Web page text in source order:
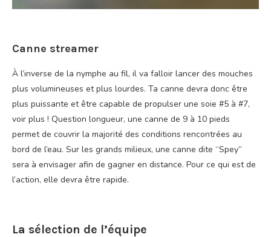
Canne streamer
À l’inverse de la nymphe au fil, il va falloir lancer des mouches
plus volumineuses et plus lourdes. Ta canne devra donc être
plus puissante et être capable de propulser une soie #5 à #7,
voir plus ! Question longueur, une canne de 9 à 10 pieds
permet de couvrir la majorité des conditions rencontrées au
bord de l’eau. Sur les grands milieux, une canne dite “Spey”
sera à envisager afin de gagner en distance. Pour ce qui est de
l’action, elle devra être rapide.
La sélection de l’équipe